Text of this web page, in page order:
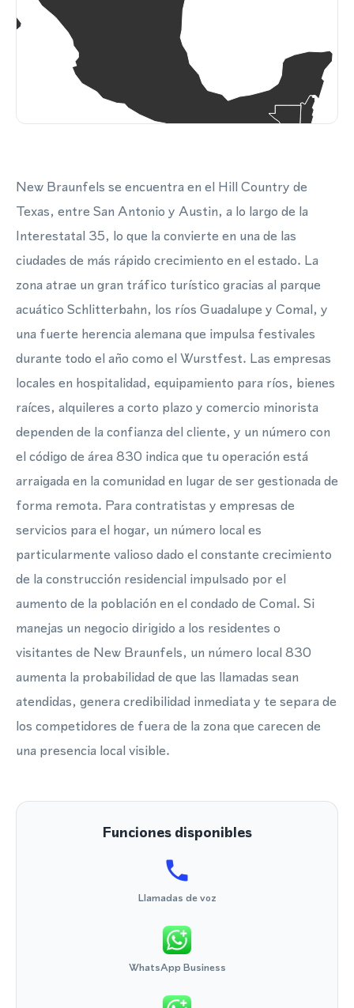
New Braunfels se encuentra en el Hill Country de
Texas, entre San Antonio y Austin, a lo largo de la
Interestatal 35, lo que la convierte en una de las
ciudades de más rápido crecimiento en el estado. La
zona atrae un gran tráfico turístico gracias al parque
acuático Schlitterbahn, los ríos Guadalupe y Comal, y
una fuerte herencia alemana que impulsa festivales
durante todo el año como el Wurstfest. Las empresas
locales en hospitalidad, equipamiento para ríos, bienes
raíces, alquileres a corto plazo y comercio minorista
dependen de la confianza del cliente, y un número con
el código de área 830 indica que tu operación está
arraigada en la comunidad en lugar de ser gestionada de
forma remota. Para contratistas y empresas de
servicios para el hogar, un número local es
particularmente valioso dado el constante crecimiento
de la construcción residencial impulsado por el
aumento de la población en el condado de Comal. Si
manejas un negocio dirigido a los residentes o
visitantes de New Braunfels, un número local 830
aumenta la probabilidad de que las llamadas sean
atendidas, genera credibilidad inmediata y te separa de
los competidores de fuera de la zona que carecen de
una presencia local visible.
Funciones disponibles
Llamadas de voz
WhatsApp Business